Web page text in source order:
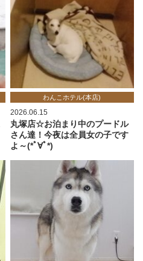
わんこホテル(本店)
2026.06.15
丸塚店☆お泊まり中のプードル
さん達！今夜は全員女の子です
よ～(*ﾟ∀ﾟ*)